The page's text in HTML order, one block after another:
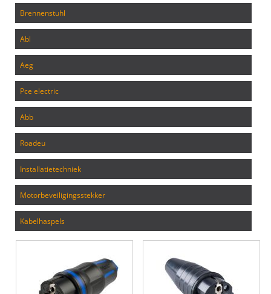
brennenstuhl
abl
aeg
pce electric
abb
roadeu
installatietechniek
motorbeveiligingsstekker
kabelhaspels